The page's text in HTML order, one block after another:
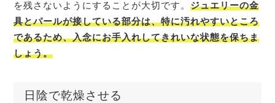
を残さないようにすることが大切です。ジュエリーの金
具とパールが接している部分は、特に汚れやすいところ
であるため、入念にお手入れしてきれいな状態を保ちま
しょう。
日陰で乾燥させる